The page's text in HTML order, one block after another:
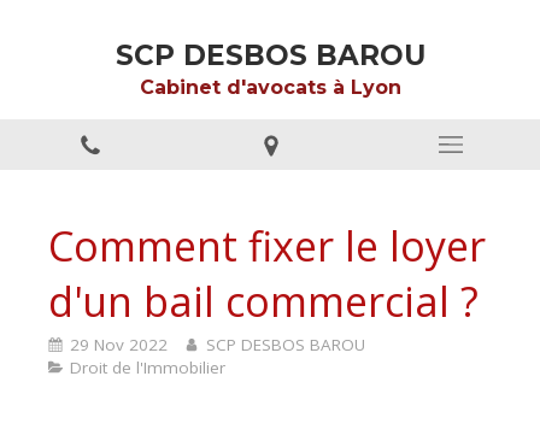
SCP DESBOS BAROU
Cabinet d'avocats à Lyon
Comment fixer le loyer
d'un bail commercial ?
29 Nov 2022
SCP DESBOS BAROU
Droit de l'Immobilier